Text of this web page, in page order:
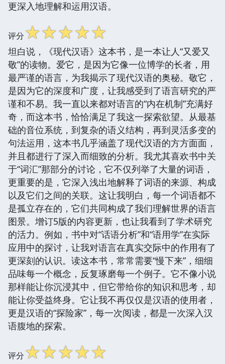
更深入地理解和运用汉语。
评分☆☆☆☆☆
坦白说，《现代汉语》这本书，是一本让人“又爱又
敬”的读物。爱它，是因为它像一位博学的长者，用
最严谨的语言，为我揭示了现代汉语的奥秘。敬它，
是因为它的深度和广度，让我感受到了语言研究的严
谨和不易。我一直以来都对语言的“内在机制”充满好
奇，而这本书，恰恰满足了我这一探索欲望。从最基
础的音位系统，到复杂的语义结构，再到灵活多变的
句法运用，这本书几乎涵盖了现代汉语的方方面面，
并且都进行了深入而细致的分析。我尤其喜欢书中关
于“词汇”那部分的讨论，它不仅列举了大量的词语，
更重要的是，它深入浅出地解释了词语的来源、构成
以及它们之间的关联。这让我明白，每一个词语都不
是孤立存在的，它们共同构成了我们理解世界的语言
图景。增订5版的内容更新，也让我看到了学术研究
的活力。例如，书中对“话语分析”和“语用学”在实际
应用中的探讨，让我对语言在真实交际中的作用有了
更深刻的认识。读这本书，常常需要“慢下来”，细细
品味每一个概念，反复琢磨每一个例子。它不像小说
那样能让你沉浸其中，但它带给你的知识和思考，却
能让你受益终身。它让我不再仅仅是汉语的使用者，
更是汉语的“探险家”，每一次阅读，都是一次深入汉
语腹地的探索。
评分☆☆☆☆☆